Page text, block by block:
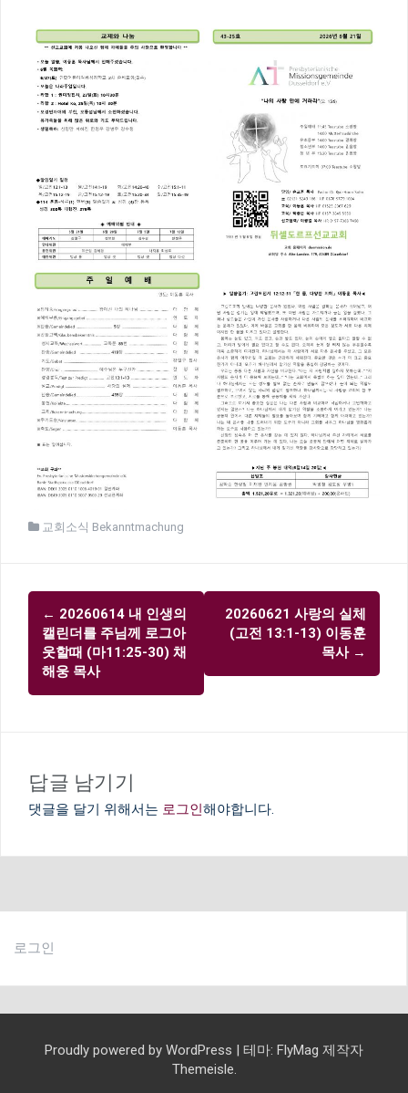
교회소식 Bekanntmachung
글
내
비
게
← 20260614 내 인생의
캘린더를 주님께 로그아
웃할때 (마11:25-30) 채
해웅 목사
20260621 사랑의 실체
(고전 13:1-13) 이동훈
목사 →
답글 남기기
댓글을 달기 위해서는 로그인해야합니다.
로그인
Proudly powered by WordPress | 테마: FlyMag 제작자
Themeisle.